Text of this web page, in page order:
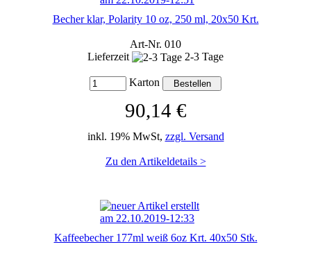
Becher klar, Polarity 10 oz, 250 ml, 20x50 Krt.
Art-Nr. 010
Lieferzeit
2-3 Tage
Karton
90,14 €
inkl. 19% MwSt, zzgl. Versand
Zu den Artikeldetails >
Kaffeebecher 177ml weiß 6oz Krt. 40x50 Stk.